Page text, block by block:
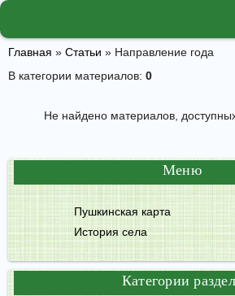
Главная » Статьи » Направление года
В категории материалов: 0
Не найдено материалов,
Меню
Пушкинская карта
История села
Категории